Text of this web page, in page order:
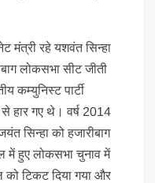
मंत्री रहे यशवंत सिन्हा
लोकसभा सीट जीती
कम्युनिस्ट पार्टी
से हार गए थे। वर्ष 2014
सिन्हा को हजारीबाग
में हुए लोकसभा चुनाव में
को टिकट दिया गया और